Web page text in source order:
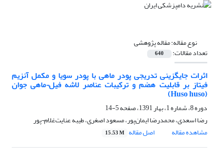
نوع مقاله:مقاله پژوهشی
تعداد مقالات: 640
اثرات جایگزینی تدریجی پودر ماهی با پودر سویا و مکمل آنزیم
فیتاز بر قابلیت هضم و ترکیبات عناصر لاشه فیل¬ماهی جوان
(Huso huso)
دوره 8، شماره 1، بهار 1391، صفحه
5-14
رضا اسعدی، محمدرضا ایمان‌پور، مسعود اصغری، طیبه عنایت‌غلام¬پور
مشاهده مقاله
اصل مقاله 15.53 M